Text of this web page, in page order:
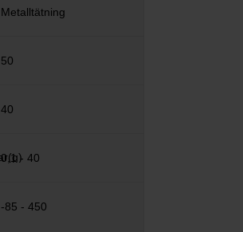
Metalltätning
50
40
0,1 - 40
-85 - 450